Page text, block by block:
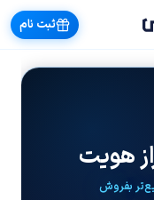
ثبت نام
هویت
بفروش